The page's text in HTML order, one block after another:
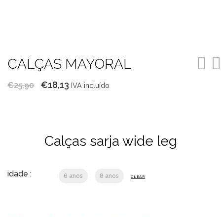
CALÇAS MAYORAL
€25,90
O
€25,90.
€18,13 O
€18,13.
IVA incluído
Calças sarja wide leg
idade : 6 anos 8 anos CLEAR